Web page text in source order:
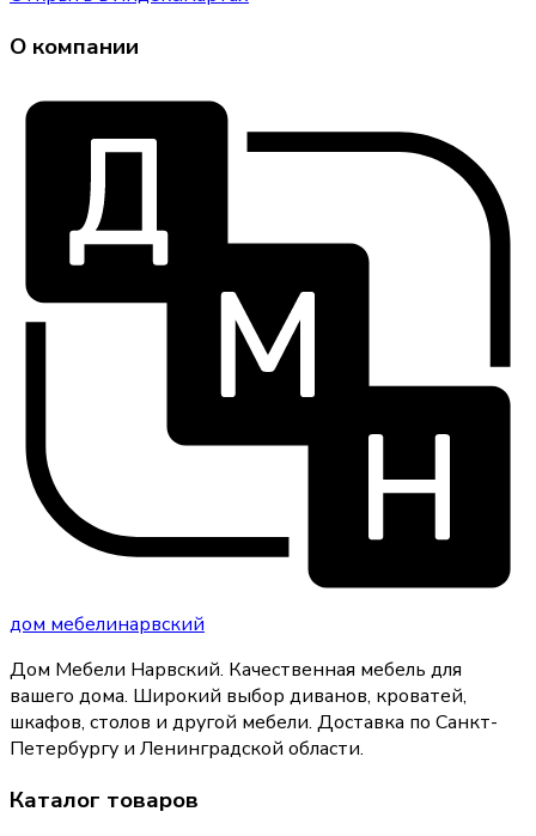
О компании
дом мебелинарвский
Дом Мебели Нарвский. Качественная мебель для
вашего дома. Широкий выбор диванов, кроватей,
шкафов, столов и другой мебели. Доставка по Санкт-
Петербургу и Ленинградской области.
Каталог товаров